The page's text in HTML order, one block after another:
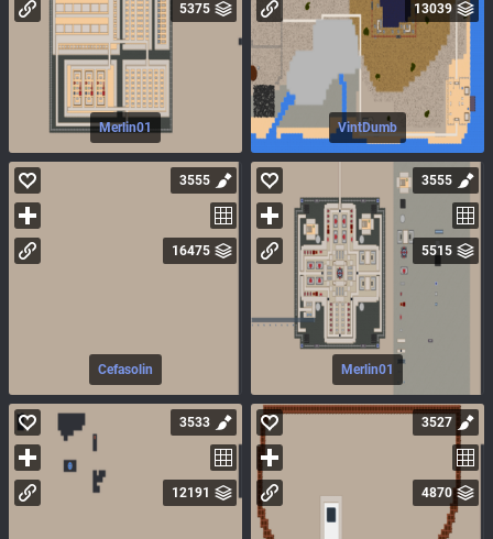
Merlin01
5375
VintDumb
13039
Cefasolin
3555
16475
Merlin01
3555
5515
3533
12191
3527
4870